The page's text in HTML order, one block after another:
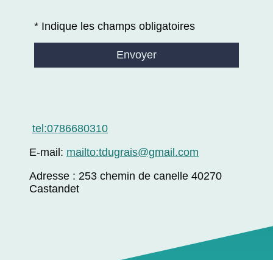
* Indique les champs obligatoires
Envoyer
tel:0786680310
E-mail: mailto:tdugrais@gmail.com
Adresse : 253 chemin de canelle 40270
Castandet